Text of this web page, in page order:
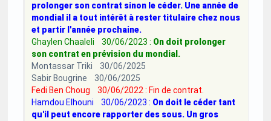
prolonger son contrat sinon le céder. Une année de
mondial il a tout intérêt à rester titulaire chez nous
et partir l'année prochaine.
Ghaylen Chaaleli 30/06/2023 : On doit prolonger
son contrat en prévision du mondial.
Montassar Triki 30/06/2025
Sabir Bougrine 30/06/2025
Fedi Ben Choug 30/06/2022 : Fin de contrat.
Hamdou Elhouni 30/06/2023 : On doit le céder tant
qu'il peut encore rapporter des sous. Un gros